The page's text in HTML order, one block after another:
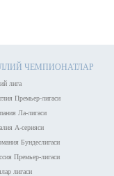
ЧЕМПИОНАТЛАР
лига
Премьер-лигаси
Ла-лигаси
А-серияси
Бундеслигаси
Премьер-лигаси
лигаси